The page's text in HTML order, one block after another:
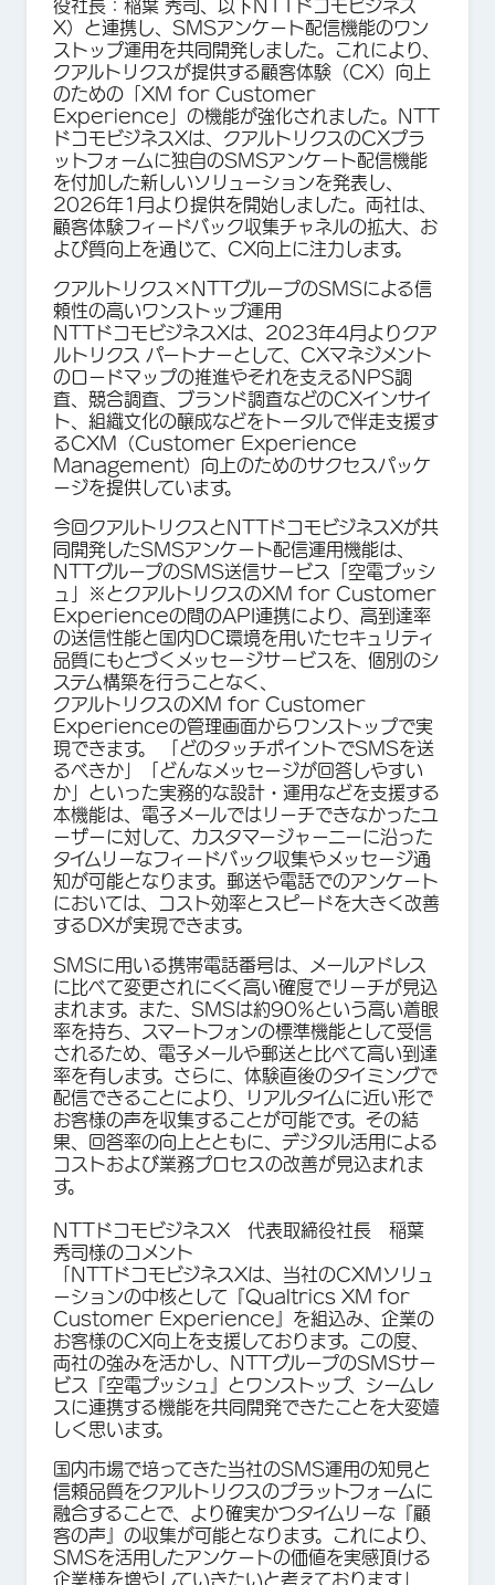
役社長：稲葉 秀司、以下NTTドコモビジネス
X）と連携し、SMSアンケート配信機能のワン
ストップ運用を共同開発しました。これにより、
クアルトリクスが提供する顧客体験（CX）向上
のための「XM for Customer
Experience」の機能が強化されました。NTT
ドコモビジネスXは、クアルトリクスのCXプラ
ットフォームに独自のSMSアンケート配信機能
を付加した新しいソリューションを発表し、
2026年1月より提供を開始しました。両社は、
顧客体験フィードバック収集チャネルの拡大、お
よび質向上を通じて、CX向上に注力します。
クアルトリクス×NTTグループのSMSによる信
頼性の高いワンストップ運用
NTTドコモビジネスXは、2023年4月よりクア
ルトリクス パートナーとして、CXマネジメント
のロードマップの推進やそれを支えるNPS調
査、競合調査、ブランド調査などのCXインサイ
ト、組織文化の醸成などをトータルで伴走支援す
るCXM（Customer Experience
Management）向上のためのサクセスパッケ
ージを提供しています。
今回クアルトリクスとNTTドコモビジネスXが共
同開発したSMSアンケート配信運用機能は、
NTTグループのSMS送信サービス「空電プッシ
ュ」※とクアルトリクスのXM for Customer
Experienceの間のAPI連携により、高到達率
の送信性能と国内DC環境を用いたセキュリティ
品質にもとづくメッセージサービスを、個別のシ
ステム構築を行うことなく、
クアルトリクスのXM for Customer
Experienceの管理画面からワンストップで実
現できます。 「どのタッチポイントでSMSを送
るべきか」「どんなメッセージが回答しやすい
か」といった実務的な設計・運用などを支援する
本機能は、電子メールではリーチできなかったユ
ーザーに対して、カスタマージャーニーに沿った
タイムリーなフィードバック収集やメッセージ通
知が可能となります。郵送や電話でのアンケート
においては、コスト効率とスピードを大きく改善
するDXが実現できます。
SMSに用いる携帯電話番号は、メールアドレス
に比べて変更されにくく高い確度でリーチが見込
まれます。また、SMSは約90％という高い着眼
率を持ち、スマートフォンの標準機能として受信
されるため、電子メールや郵送と比べて高い到達
率を有します。さらに、体験直後のタイミングで
配信できることにより、リアルタイムに近い形で
お客様の声を収集することが可能です。その結
果、回答率の向上とともに、デジタル活用による
コストおよび業務プロセスの改善が見込まれま
す。
NTTドコモビジネスX 代表取締役社長 稲葉
秀司様のコメント
「NTTドコモビジネスXは、当社のCXMソリュ
ーションの中核として『Qualtrics XM for
Customer Experience』を組込み、企業の
お客様のCX向上を支援しております。この度、
両社の強みを活かし、NTTグループのSMSサー
ビス『空電プッシュ』とワンストップ、シームレ
スに連携する機能を共同開発できたことを大変嬉
しく思います。
国内市場で培ってきた当社のSMS運用の知見と
信頼品質をクアルトリクスのプラットフォームに
融合することで、より確実かつタイムリーな『顧
客の声』の収集が可能となります。これにより、
SMSを活用したアンケートの価値を実感頂ける
企業様を増やしていきたいと考えております」